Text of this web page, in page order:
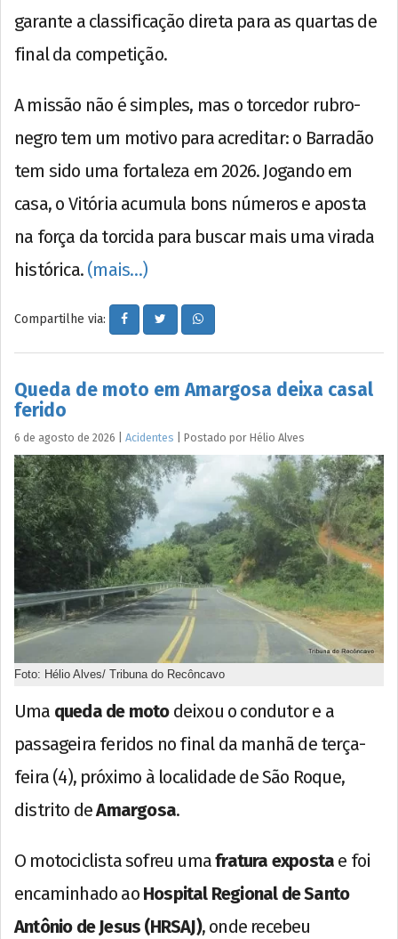
garante a classificação direta para as quartas de
final da competição.
A missão não é simples, mas o torcedor rubro-
negro tem um motivo para acreditar: o Barradão
tem sido uma fortaleza em 2026. Jogando em
casa, o Vitória acumula bons números e aposta
na força da torcida para buscar mais uma virada
histórica. (mais…)
Compartilhe via:
Queda de moto em Amargosa deixa casal
ferido
6 de agosto de 2026 Acidentes Postado por Hélio Alves
Foto: Hélio Alves/ Tribuna do Recôncavo
Uma queda de motodeixou o condutor e a
passageira feridos no final da manhã de terça-
feira (4), próximo à localidade de São Roque,
distrito deAmargosa.
O motociclista sofreu umafratura exposta e foi
encaminhado ao Hospital Regional de Santo
Antônio de Jesus (HRSAJ), onde recebeu